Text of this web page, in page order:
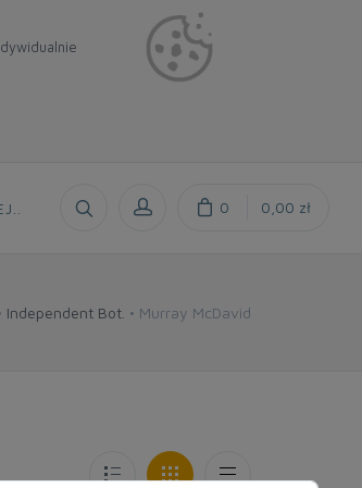
0 0,00 zł
Independent Bot. Murray McDavid